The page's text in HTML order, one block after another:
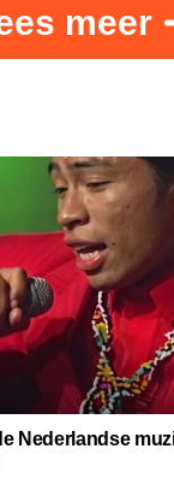
meer
Nederlandse